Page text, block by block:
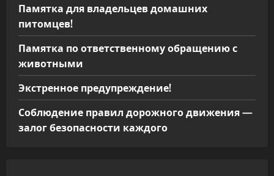
Памятка для владельцев домашних
питомцев!
Памятка по ответственному обращению с
животными
Экстренное предупреждение!
Соблюдение правил дорожного движения —
залог безопасности каждого